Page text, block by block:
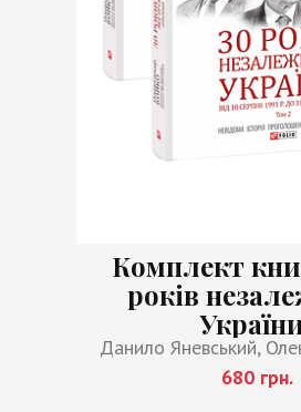
Комплект
років
Данило Яневський,
680 грн.